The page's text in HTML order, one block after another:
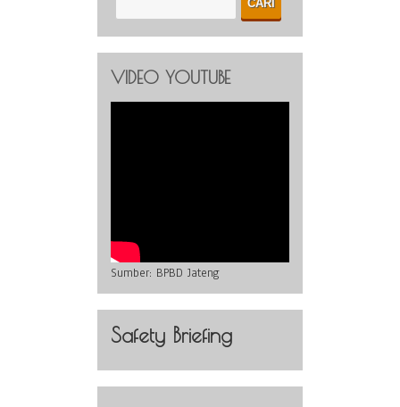
VIDEO YOUTUBE
Sumber: BPBD Jateng
Safety Briefing